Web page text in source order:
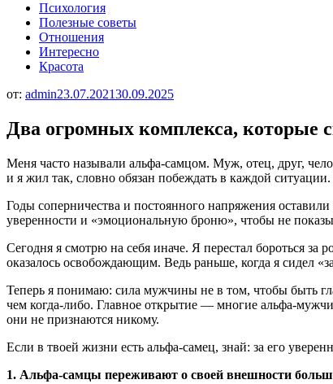
Психология
Полезные советы
Отношения
Интересно
Красота
от: admin23.07.202130.09.2025
Два огромных комплекса, которые
Меня часто называли альфа-самцом. Муж, отец, друг,
и я жил так, словно обязан побеждать в каждой
Годы соперничества и постоянного напряжения
уверенности и «эмоциональную броню», чтобы не
Сегодня я смотрю на себя иначе. Я перестал бороться
оказалось освобождающим. Ведь раньше, когда я сидел
Теперь я понимаю: сила мужчины не в том, чтобы быть
чем когда-либо. Главное открытие — многие альфа-
они не признаются никому.
Если в твоей жизни есть альфа-самец, знай: за его
1. Альфа-самцы переживают о своей внешности